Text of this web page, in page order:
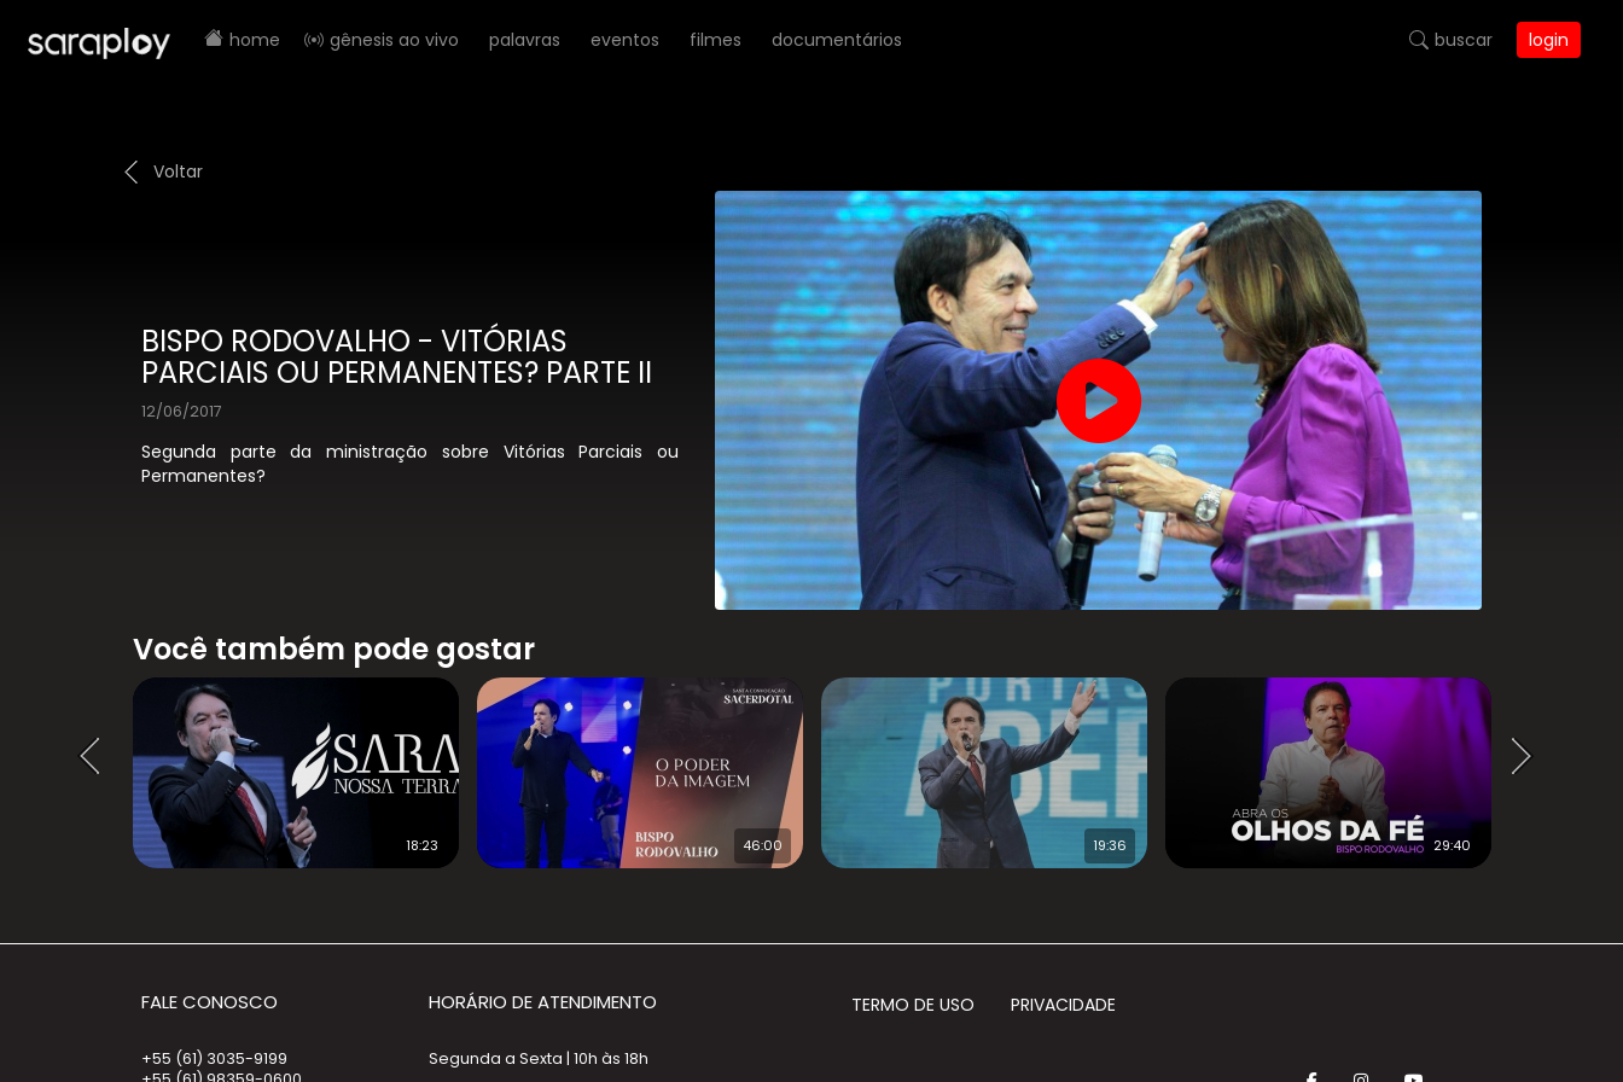
home gênesis ao vivo palavras eventos filmes documentários buscar login
Voltar
BISPO RODOVALHO - VITÓRIAS
PARCIAIS OU PERMANENTES? PARTE II
12/06/2017
Segunda parte da ministração sobre Vitórias Parciais ou
Permanentes?
Você também pode gostar
18:23 46:00 19:36 29:40
FALE CONOSCO
+55 (61) 3035-9199
HORÁRIO DE ATENDIMENTO
Segunda a Sexta | 10h às 18h
TERMO DE USO PRIVACIDADE